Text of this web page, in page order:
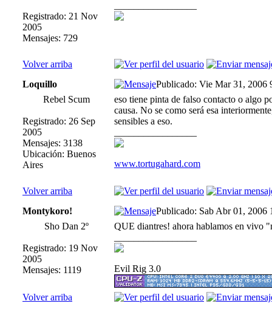
Registrado: 21 Nov
2005
Mensajes: 729
Volver arriba
Loquillo
Publicado: Vie Mar 31, 2006
Rebel Scum
Registrado: 26 Sep
2005
Mensajes: 3138
Ubicación: Buenos
Aires
eso tiene pinta de falso contacto o algo
causa. No se como será esa
sensibles a eso.
www.tortugahard.com
Volver arriba
Montykoro!
Publicado: Sab Abr 01, 2006
Sho Dan 2º
Registrado: 19 Nov
2005
Mensajes: 1119
QUE diantres! ahora hablamos en vivo
Evil Rig 3.0
Volver arriba